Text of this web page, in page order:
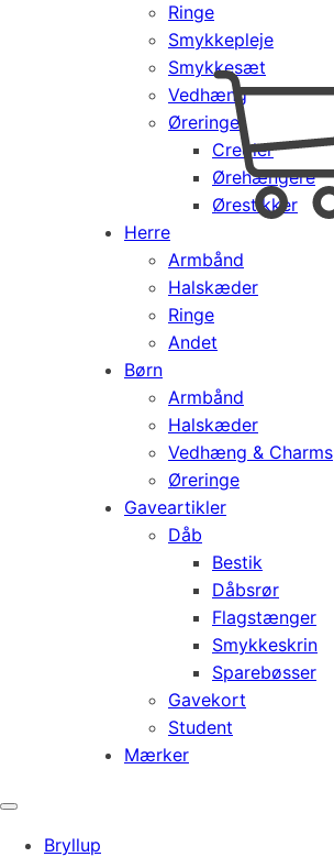
Ringe
Smykkepleje
Smykkesæt
Vedhæng
Øreringe
Creoler
Ørehængere
Ørestikker
Herre
Armbånd
Halskæder
Ringe
Andet
Børn
Armbånd
Halskæder
Vedhæng & Charms
Øreringe
Gaveartikler
Dåb
Bestik
Dåbsrør
Flagstænger
Smykkeskrin
Sparebøsser
Gavekort
Student
Mærker
Products
Bryllup